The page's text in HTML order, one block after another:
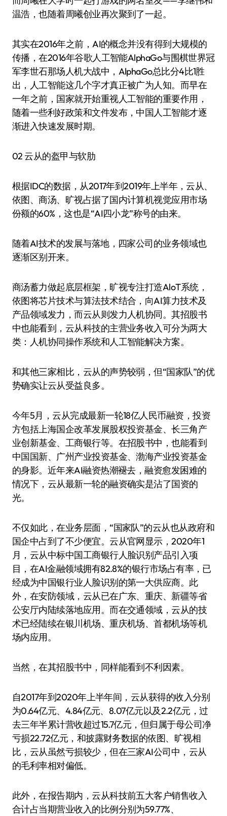
温浩，也随着周曦创业再次聚到了一起。
其实在2016年之前，AI的概念并没有得到大规模的
传播，在2016年谷歌人工智能AlphaGo与围棋世界冠
军李世石那场人机大战中，AlphaGo总比分4比1胜
出，人工智能这几个字才真正被广为人知。而早在
一年之前，国家就开始重视人工智能的重要作用，
随着一些利好政策和文件发布，中国人工智能才逐
渐进入快速发展时期。
02 云从的盔甲与软肋
根据IDC的数据，从2017年到2019年上半年，云从、
依图、商汤、旷视占据了国内计算机视觉应用市场
份额的60%，这也是“AI四小龙”称号的由来。
随着AI技术的发展与落地，四家公司的业务领域也
逐渐区别开来。
商汤蓄力做起底层框架，旷视专注打造AloT系统，
依图将芯片技术与算法技术结合，向AI算力技术及
产品领域发力，而云从则发力人机协同。其招股书
中也能看到，云从科技的主营业务收入可分为两大
类：人机协同操作系统和人工智能解决方案。
和其他三家相比，云从的声势较弱，但“国家队”的优
势确实让云从受益良多。
今年5月，云从完成最新一轮18亿人民币融资，投资
方包括上海国企改革发展股权投资基金、长三角产
业创新基金、工商银行等。在招股书中，也能看到
中国国新、广州产业投资基金、渤海产业投资基金
的身影。近年来AI融资热潮褪去，融资愈发困难的
情况下，云从最新一轮的融资确实是沾了国资的
光。
不仅如此，在业务层面，“国家队”的云从也从政府和
国企中占到了不少便宜。云从官网显示，2020年1
月，云从中标中国工商银行人脸识别产品引入项
目，在AI金融领域拥有82.8%的银行市场占有率，已
经成为中国银行业人脸识别的第一大供应商。此
外，在安防领域，云从已在广东、重庆、新疆等省
公安厅内陆续落地应用。而在交通领域，云从的技
术已经陆续在银川机场、重庆机场、首都机场等机
场内应用。
当然，在其招股书中，同样能看到不利因素。
自2017年到2020年上半年间，云从获得的收入分别
为0.64亿元、4.84亿元、8.07亿元以及2.2亿元，过
去三年半累计营收超过15.7亿元，但归属于母公司净
亏损22.72亿元，和披露财务数据的依图、旷视相
比，云从虽然亏损较少，但在三家AI公司中，云从
的毛利率相对偏低。
此外，在报告期内，云从科技前五大客户销售收入
合计占当期营业收入的比例分别为59.77%、